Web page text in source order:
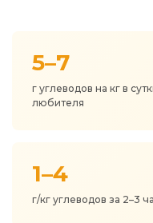
5–7
г углеводов на кг в
любителя
1–4
г/кг углеводов за 2–3